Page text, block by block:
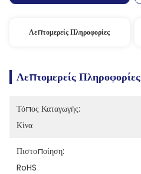
Λεπτομερείς Πληροφορίες
Λεπτομερείς Πληροφορίες
Τόπος Καταγωγής:
Κίνα
Πιστοποίηση:
RoHS